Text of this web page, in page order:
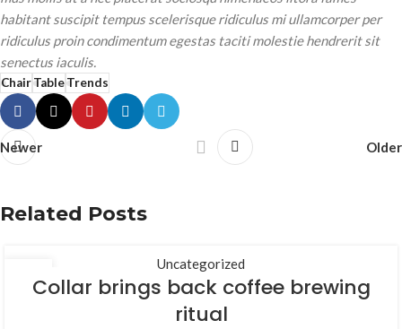
habitant suscipit tempus scelerisque ridiculus mi ullamcorper per
ridiculus proin condimentum egestas taciti molestie hendrerit sit
senectus iaculis.
ChairTableTrends
Newer Older
Related Posts
27
AUG
Uncategorized
Collar brings back coffee brewing
ritual